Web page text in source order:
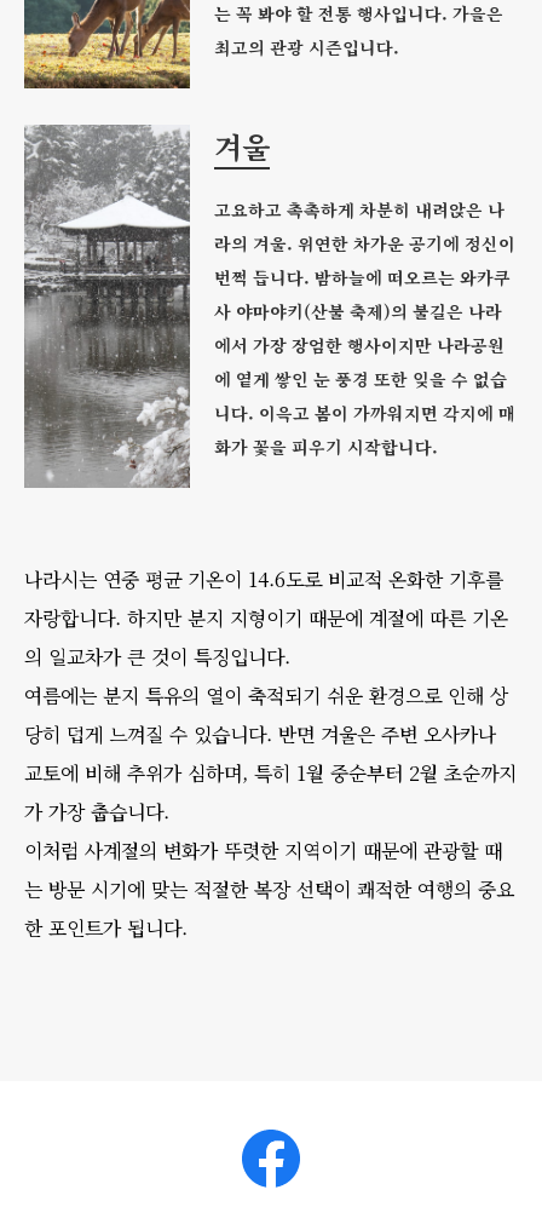
는 꼭 봐야 할 전통 행사입니다. 가을은
최고의 관광 시즌입니다.
겨울
고요하고 촉촉하게 차분히 내려앉은 나
라의 겨울. 위연한 차가운 공기에 정신이
번쩍 듭니다. 밤하늘에 떠오르는 와카쿠
사 야마야키(산불 축제)의 불길은 나라
에서 가장 장엄한 행사이지만 나라공원
에 옅게 쌓인 눈 풍경 또한 잊을 수 없습
니다. 이윽고 봄이 가까워지면 각지에 매
화가 꽃을 피우기 시작합니다.
나라시는 연중 평균 기온이 14.6도로 비교적 온화한 기후를
자랑합니다. 하지만 분지 지형이기 때문에 계절에 따른 기온
의 일교차가 큰 것이 특징입니다.
여름에는 분지 특유의 열이 축적되기 쉬운 환경으로 인해 상
당히 덥게 느껴질 수 있습니다. 반면 겨울은 주변 오사카나
교토에 비해 추위가 심하며, 특히 1월 중순부터 2월 초순까지
가 가장 춥습니다.
이처럼 사계절의 변화가 뚜렷한 지역이기 때문에 관광할 때
는 방문 시기에 맞는 적절한 복장 선택이 쾌적한 여행의 중요
한 포인트가 됩니다.